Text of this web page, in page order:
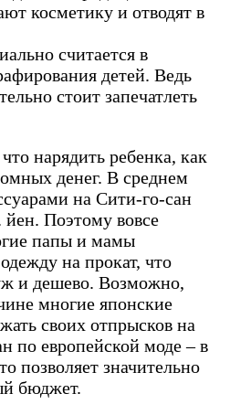
косметику и отводят в
считается в
детей. Ведь
стоит запечатлеть
нарядить ребенка, как
денег. В среднем
на Сити-го-сан
йен. Поэтому вовсе
папы и мамы
на прокат, что
и дешево. Возможно,
многие японские
своих отпрысков на
по европейской моде – в
позволяет значительно
бюджет.